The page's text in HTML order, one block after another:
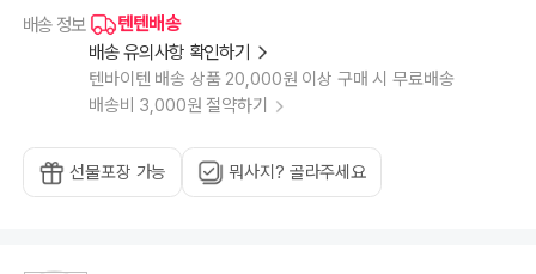
배송 정보
텐텐배송
배송 유의사항 확인하기
텐바이텐 배송 상품 20,000원 이상 구매 시 무료배송
배송비 3,000원 절약하기
선물포장 가능 뭐사지? 골라주세요